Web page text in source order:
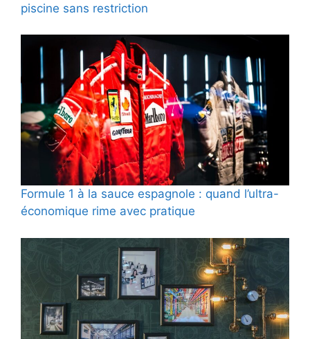
piscine sans restriction
Formule 1 à la sauce espagnole : quand l’ultra-
économique rime avec pratique